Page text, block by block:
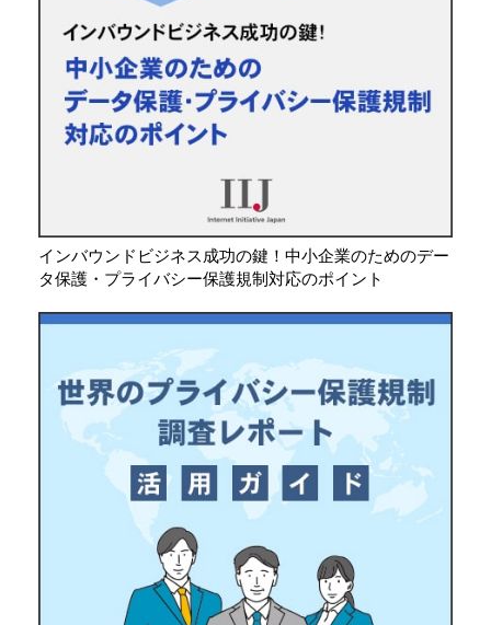
インバウンドビジネス成功の鍵！中小企業のためのデー
タ保護・プライバシー保護規制対応のポイント